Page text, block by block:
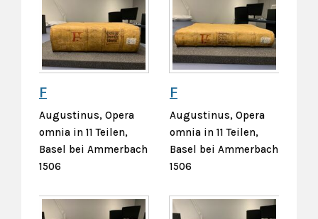
F
Augustinus, Opera
omnia in 11 Teilen,
Basel bei Ammerbach
1506
F
Augustinus, Opera
omnia in 11 Teilen,
Basel bei Ammerbach
1506